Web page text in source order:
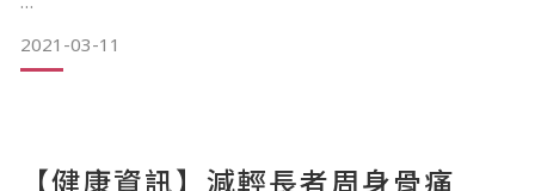
長，長者的神經感覺可能減退，對熱能的感應亦較為遜色，他
們有機會不能準確地探測水溫，導致皮膚灼傷，以下將介紹輕
2021-03-11
【健康資訊】減輕長者周身骨痛